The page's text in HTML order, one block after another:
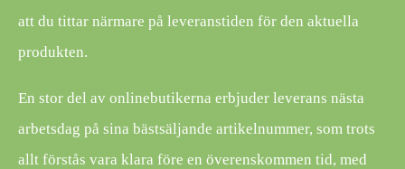
att du tittar närmare på leveranstiden för den aktuella
produkten.
En stor del av onlinebutikerna erbjuder leverans nästa
arbetsdag på sina bästsäljande artikelnummer, som trots
allt förstås vara klara före en överenskommen tid, med